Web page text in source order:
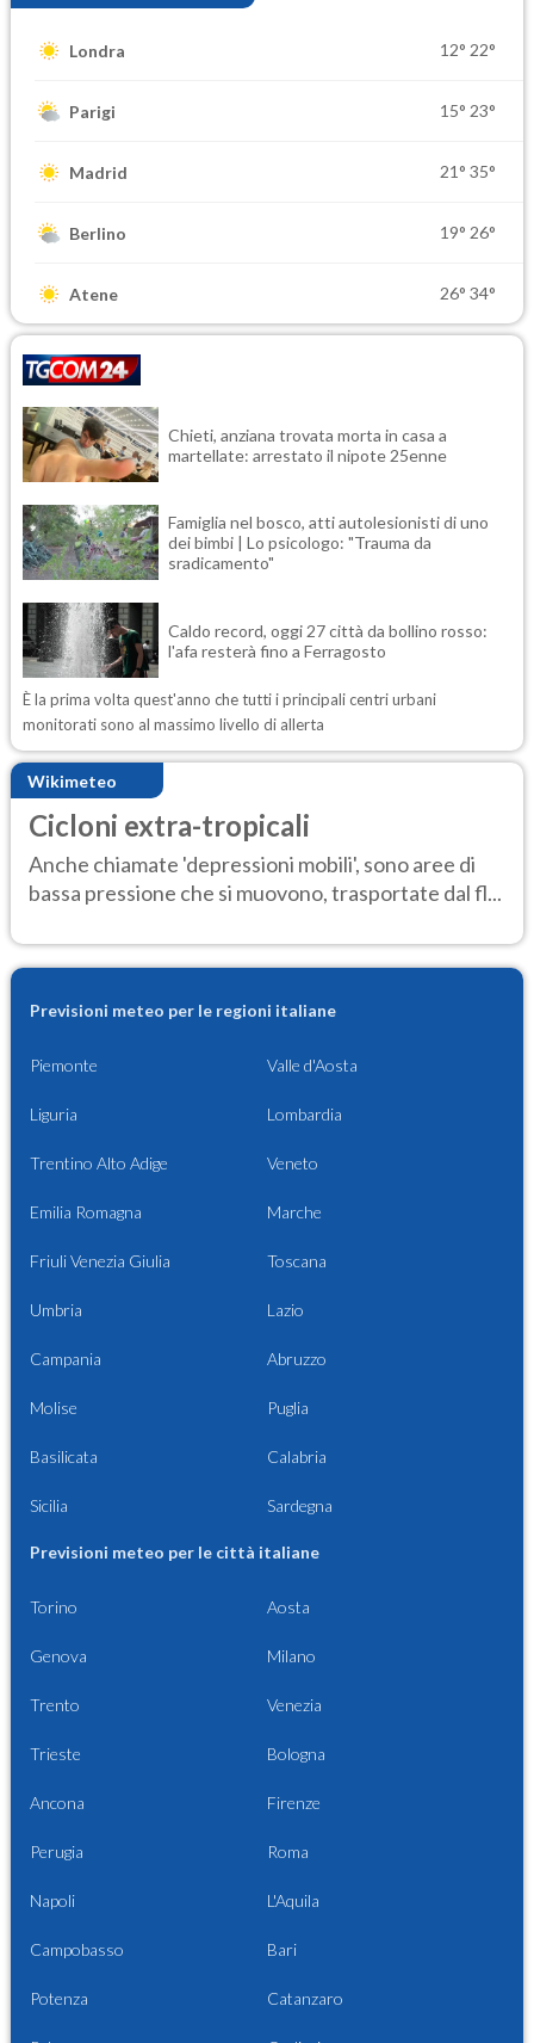
Londra 12° 22°
Parigi 15° 23°
Madrid 21° 35°
Berlino 19° 26°
Atene 26° 34°
Chieti, anziana trovata morta in casa a
martellate: arrestato il nipote 25enne
Famiglia nel bosco, atti autolesionisti di uno
dei bimbi | Lo psicologo: "Trauma da
sradicamento"
Caldo record, oggi 27 città da bollino rosso:
l'afa resterà fino a Ferragosto
È la prima volta quest'anno che tutti i principali centri urbani
monitorati sono al massimo livello di allerta
Wikimeteo
Cicloni extra-tropicali
Anche chiamate 'depressioni mobili', sono aree di
bassa pressione che si muovono, trasportate dal fl...
Previsioni meteo per le regioni italiane
Piemonte Valle d'Aosta
Liguria Lombardia
Trentino Alto Adige Veneto
Emilia Romagna Marche
Friuli Venezia Giulia Toscana
Umbria Lazio
Campania Abruzzo
Molise Puglia
Basilicata Calabria
Sicilia Sardegna
Previsioni meteo per le città italiane
Torino Aosta
Genova Milano
Trento Venezia
Trieste Bologna
Ancona Firenze
Perugia Roma
Napoli L'Aquila
Campobasso Bari
Potenza Catanzaro